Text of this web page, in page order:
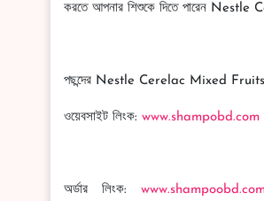
করতে আপনার শিশুকে দিতে পারেন
পছন্দের Nestle Cerelac Mixed Fruits
ওয়েবসাইট লিংক: www.shampobd.com
অর্ডার লিংক: